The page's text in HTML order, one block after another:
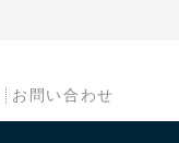
お問い合わせ